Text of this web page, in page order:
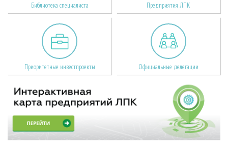
Библиотека специалиста Предприятия ЛПК
Приоритетные инвестпроекты Официальные делегации